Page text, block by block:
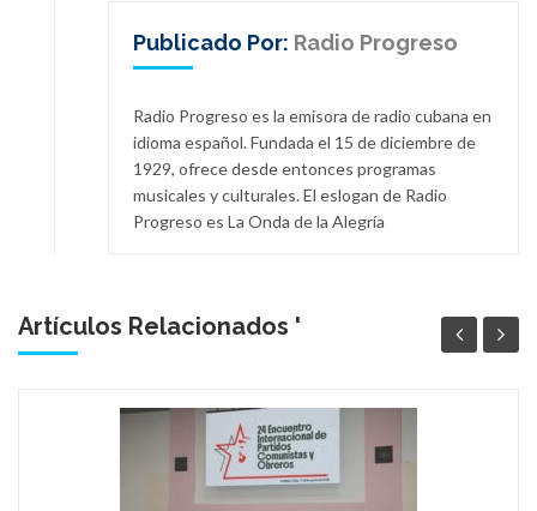
Publicado Por: Radio Progreso
Radio Progreso es la emisora de radio cubana en
idioma español. Fundada el 15 de diciembre de
1929, ofrece desde entonces programas
musicales y culturales. El eslogan de Radio
Progreso es La Onda de la Alegría
Artículos Relacionados '